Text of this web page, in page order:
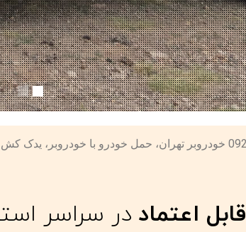
امداد خودرو تهران – شرکت امداد تردد 09219671022 خودروبر تهران، حمل خودرو
قابل اعتماددر سراسر